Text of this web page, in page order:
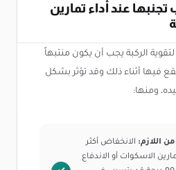
عند أداء تمارين
لتقوية الركبة يجب أن يكون منتبهاً
فيها أثناء ذلك وقد تؤثر بشكل
ومنها:
من اللازم: الانخفاض أكثر
الاسكوات أو الاندفاع